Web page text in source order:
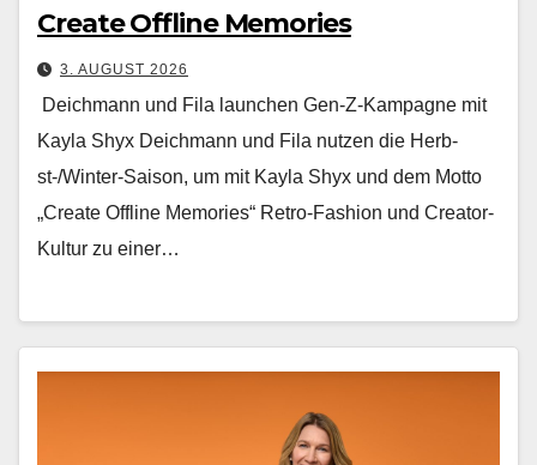
Create Offline Memories
3. AUGUST 2026
Deichmann und Fila launchen Gen-Z-Kampagne mit
Kayla Shyx Deich­mann und Fila nutzen die Herb­
st-/Win­ter-Sai­son, um mit Kay­la Shyx und dem Mot­to
„Cre­ate Offline Mem­o­ries“ Retro-Fash­ion und Cre­ator-
Kul­tur zu ein­er…